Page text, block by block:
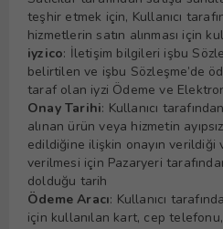
teşhir etmek için, Kullanıcı
hizmetlerin satın alınması için
iyzico: İletişim bilgileri işbu
belirtilen ve işbu Sözleşme’de
taraf olan iyzi Ödeme ve
Onay Tarihi: Kullanıcı
alınan ürün veya hizmetin
edildiğine ilişkin onayın verildiği
verilmesi için Pazaryeri
dolduğu tarih
Ödeme Aracı: Kullanıcı
için kullanılan kart, cep